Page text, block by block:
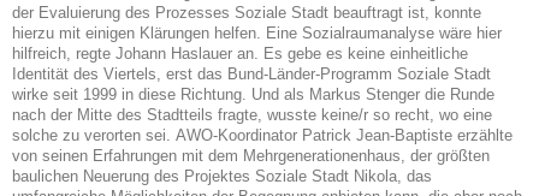
der Evaluierung des Prozesses Soziale Stadt beauftragt ist, konnte
hierzu mit einigen Klärungen helfen. Eine Sozialraumanalyse wäre hier
hilfreich, regte Johann Haslauer an. Es gebe es keine einheitliche
Identität des Viertels, erst das Bund-Länder-Programm Soziale Stadt
wirke seit 1999 in diese Richtung. Und als Markus Stenger die Runde
nach der Mitte des Stadtteils fragte, wusste keine/r so recht, wo eine
solche zu verorten sei. AWO-Koordinator Patrick Jean-Baptiste erzählte
von seinen Erfahrungen mit dem Mehrgenerationenhaus, der größten
baulichen Neuerung des Projektes Soziale Stadt Nikola, das